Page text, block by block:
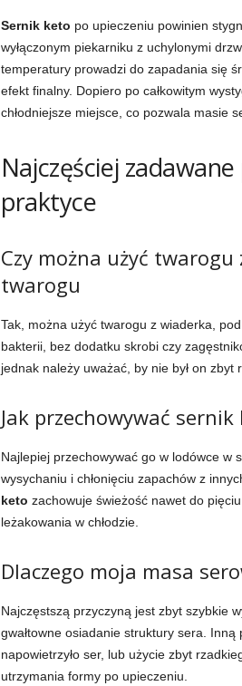
Sernik keto po upieczeniu powinien
wyłączonym piekarniku z uchylonymi
temperatury prowadzi do zapadania się
efekt finalny. Dopiero po całkowitym
chłodniejsze miejsce, co pozwala masie
Najczęściej
praktyce
Czy można użyć
twarogu
Tak, można użyć twarogu z wiaderka,
bakterii, bez dodatku skrobi czy
jednak należy uważać, by nie był on zbyt
Jak przechowywać
Najlepiej przechowywać go w lodówce w
wysychaniu i chłonięciu zapachów z
keto zachowuje świeżość nawet do
leżakowania w chłodzie.
Dlaczego moja masa
Najczęstszą przyczyną jest zbyt szybkie
gwałtowne osiadanie struktury sera.
napowietrzyło ser, lub użycie zbyt
utrzymania formy po upieczeniu.